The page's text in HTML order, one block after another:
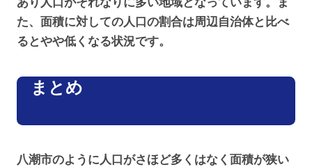
た、面積に対しての人口の割合は周辺自治体と比べ
るとやや低くなる状況です。
まとめ
八潮市のように人口がさほど多くはなく面積が狭い